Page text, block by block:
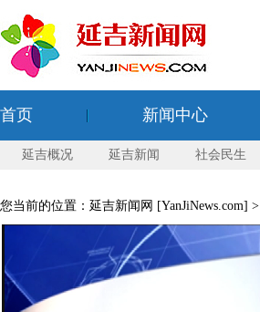
首页 新闻中心
延吉概况 延吉新闻 社会民生
您当前的位置：延吉新闻网 [YanJiNews.com] >